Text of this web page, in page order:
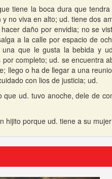
tiene la boca dura que
no viva en alto; ud. tiene dos
daño por envidia; no se
a la calle por espacio de
que le gusta la bebida y
completo; ud. se encuentra
llego o ha de llegar a una
con lios de justicia; ud.
ud. tuvo anoche, dele de
hijito porque ud. tiene a su